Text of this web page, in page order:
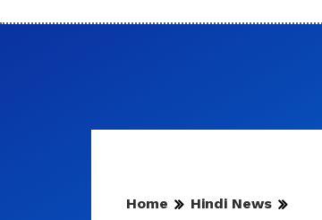
Home Hindi News